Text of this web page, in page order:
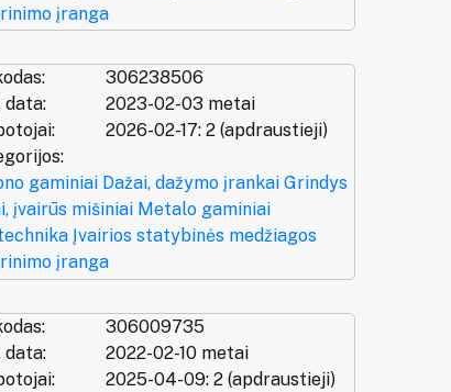
įranga
306238506
data:
2023-02-03 metai
2026-02-17: 2 (apdraustieji)
gaminiai Dažai, dažymo įrankai Grindys
įvairūs mišiniai Metalo gaminiai
Įvairios statybinės medžiagos
įranga
306009735
data:
2022-02-10 metai
2025-04-09: 2 (apdraustieji)